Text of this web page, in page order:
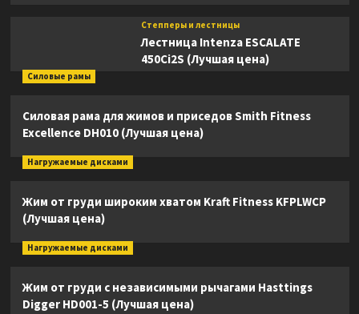
Степперы и лестницы
Лестница Intenza ESCALATE
450Ci2S (Лучшая цена)
Силовые рамы
Силовая рама для жимов и приседов Smith Fitness
Excellence DH010 (Лучшая цена)
Нагружаемые дисками
Жим от груди широким хватом Kraft Fitness KFPLWCP
(Лучшая цена)
Нагружаемые дисками
Жим от груди с независимыми рычагами Hasttings
Digger HD001-5 (Лучшая цена)